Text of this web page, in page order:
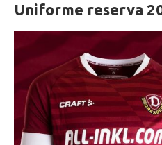
Uniforme reserva